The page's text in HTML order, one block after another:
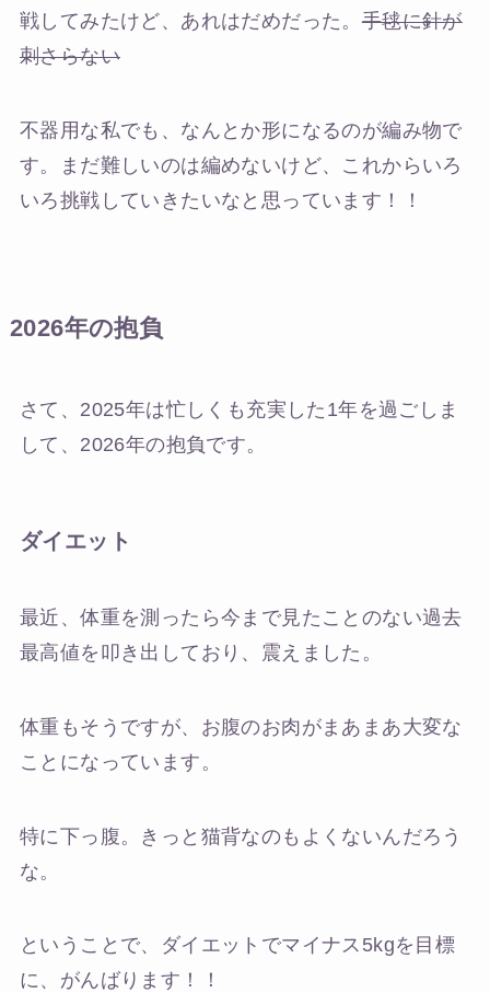
戦してみたけど、あれはだめだった。手毬に針が
刺さらない
不器用な私でも、なんとか形になるのが編み物で
す。まだ難しいのは編めないけど、これからいろ
いろ挑戦していきたいなと思っています！！
2026年の抱負
さて、2025年は忙しくも充実した1年を過ごしま
して、2026年の抱負です。
ダイエット
最近、体重を測ったら今まで見たことのない過去
最高値を叩き出しており、震えました。
体重もそうですが、お腹のお肉がまあまあ大変な
ことになっています。
特に下っ腹。きっと猫背なのもよくないんだろう
な。
ということで、ダイエットでマイナス5kgを目標
に、がんばります！！